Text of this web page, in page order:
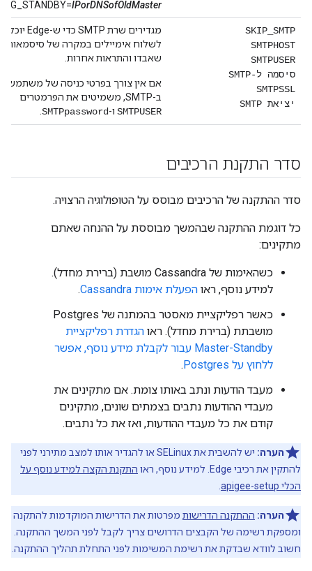
PG_STANDBY=IPorDNSofOldMaster
SKIP_SMTP
SMTPHOST
SMTPUSER
סיסמה ל-SMTP
SMTPSSL
יציאת SMTP
מגדירים שרת SMTP כדי ש-Edge יוכל
לשלוח אימיילים במקרה של סיסמאות
שאבדו והתראות אחרות.
אם אין צורך בפרטי כניסה של משתמש
ב-SMTP, משמיטים את הפרמטרים
SMTPUSER ו-SMTPpassword
סדר התקנת הרכיבים
סדר ההתקנה של הרכיבים מבוסס על הטופולוגיה הרצויה.
כל דוגמת ההתקנה שבהמשך מבוססת על ההנחה שאתם
מתקינים:
כשהאימות של Cassandra מושבת (ברירת מחדל).
למידע נוסף, ראו הפעלת אימות Cassandra
.
כאשר רפליקציית מאסטר בהמתנה של Postgres
מושבתת (ברירת מחדל). ראו הגדרת רפליקציית
Master-Standby עבור לקבלת מידע נוסף, אפשר
ללחוץ על Postgres
.
מעבד הודעות ונתב באותו צומת. אם מתקינים את
מעבדי ההודעות נתבים בצמתים שונים, מתקינים
קודם את כל מעבדי ההודעות, ואז את כל נתבים.
הערה:
יש להשבית את SELinux או להגדיר אותו למצב מתירני לפני
להתקין את רכיבי Edge. למידע נוסף, ראו
התקנת הקצה למידע נוסף על
הכלי apigee-setup
הערה: ההתקנה הדרישות מפרטות את הדרישות המוקדמות להתקנה
ומספקת רשימה של הקבצים הדרושים צריך לקבל לפני המשך ההתקנה.
חשוב לוודא שבדקת את רשימת המשימות לפני התחלת תהליך ההתקנה.